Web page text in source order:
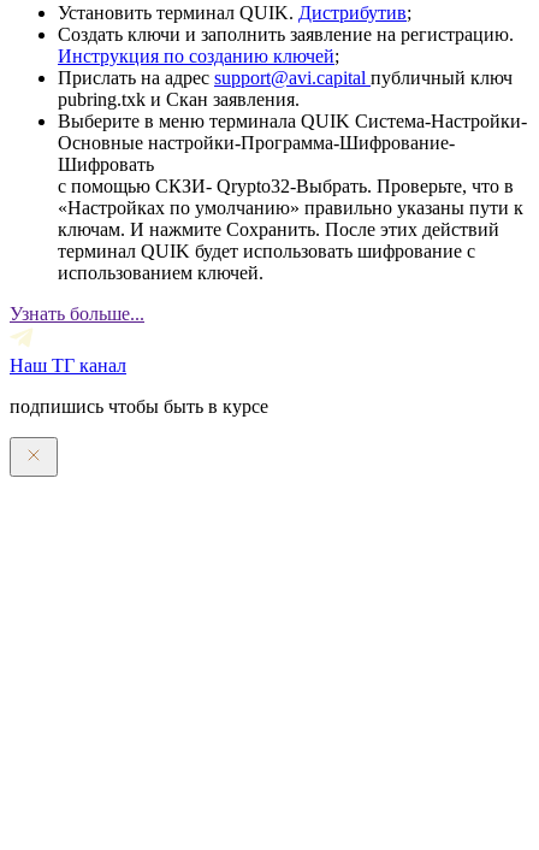
Установить терминал QUIK. Дистрибутив;
Создать ключи и заполнить заявление на регистрацию.
Инструкция по созданию ключей;
Прислать на адрес support@avi.capital публичный ключ
pubring.txk и Скан заявления.
Выберите в меню терминала QUIK Система-Настройки-
Основные настройки-Программа-Шифрование-
Шифровать
с помощью СКЗИ- Qrypto32-Выбрать. Проверьте, что в
«Настройках по умолчанию» правильно указаны пути к
ключам. И нажмите Сохранить. После этих действий
терминал QUIK будет использовать шифрование с
использованием ключей.
Узнать больше...
Наш ТГ канал
подпишись чтобы быть в курсе